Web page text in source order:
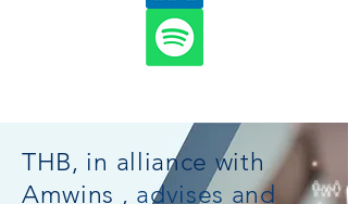
THB, in alliance with
Amwins , advises and